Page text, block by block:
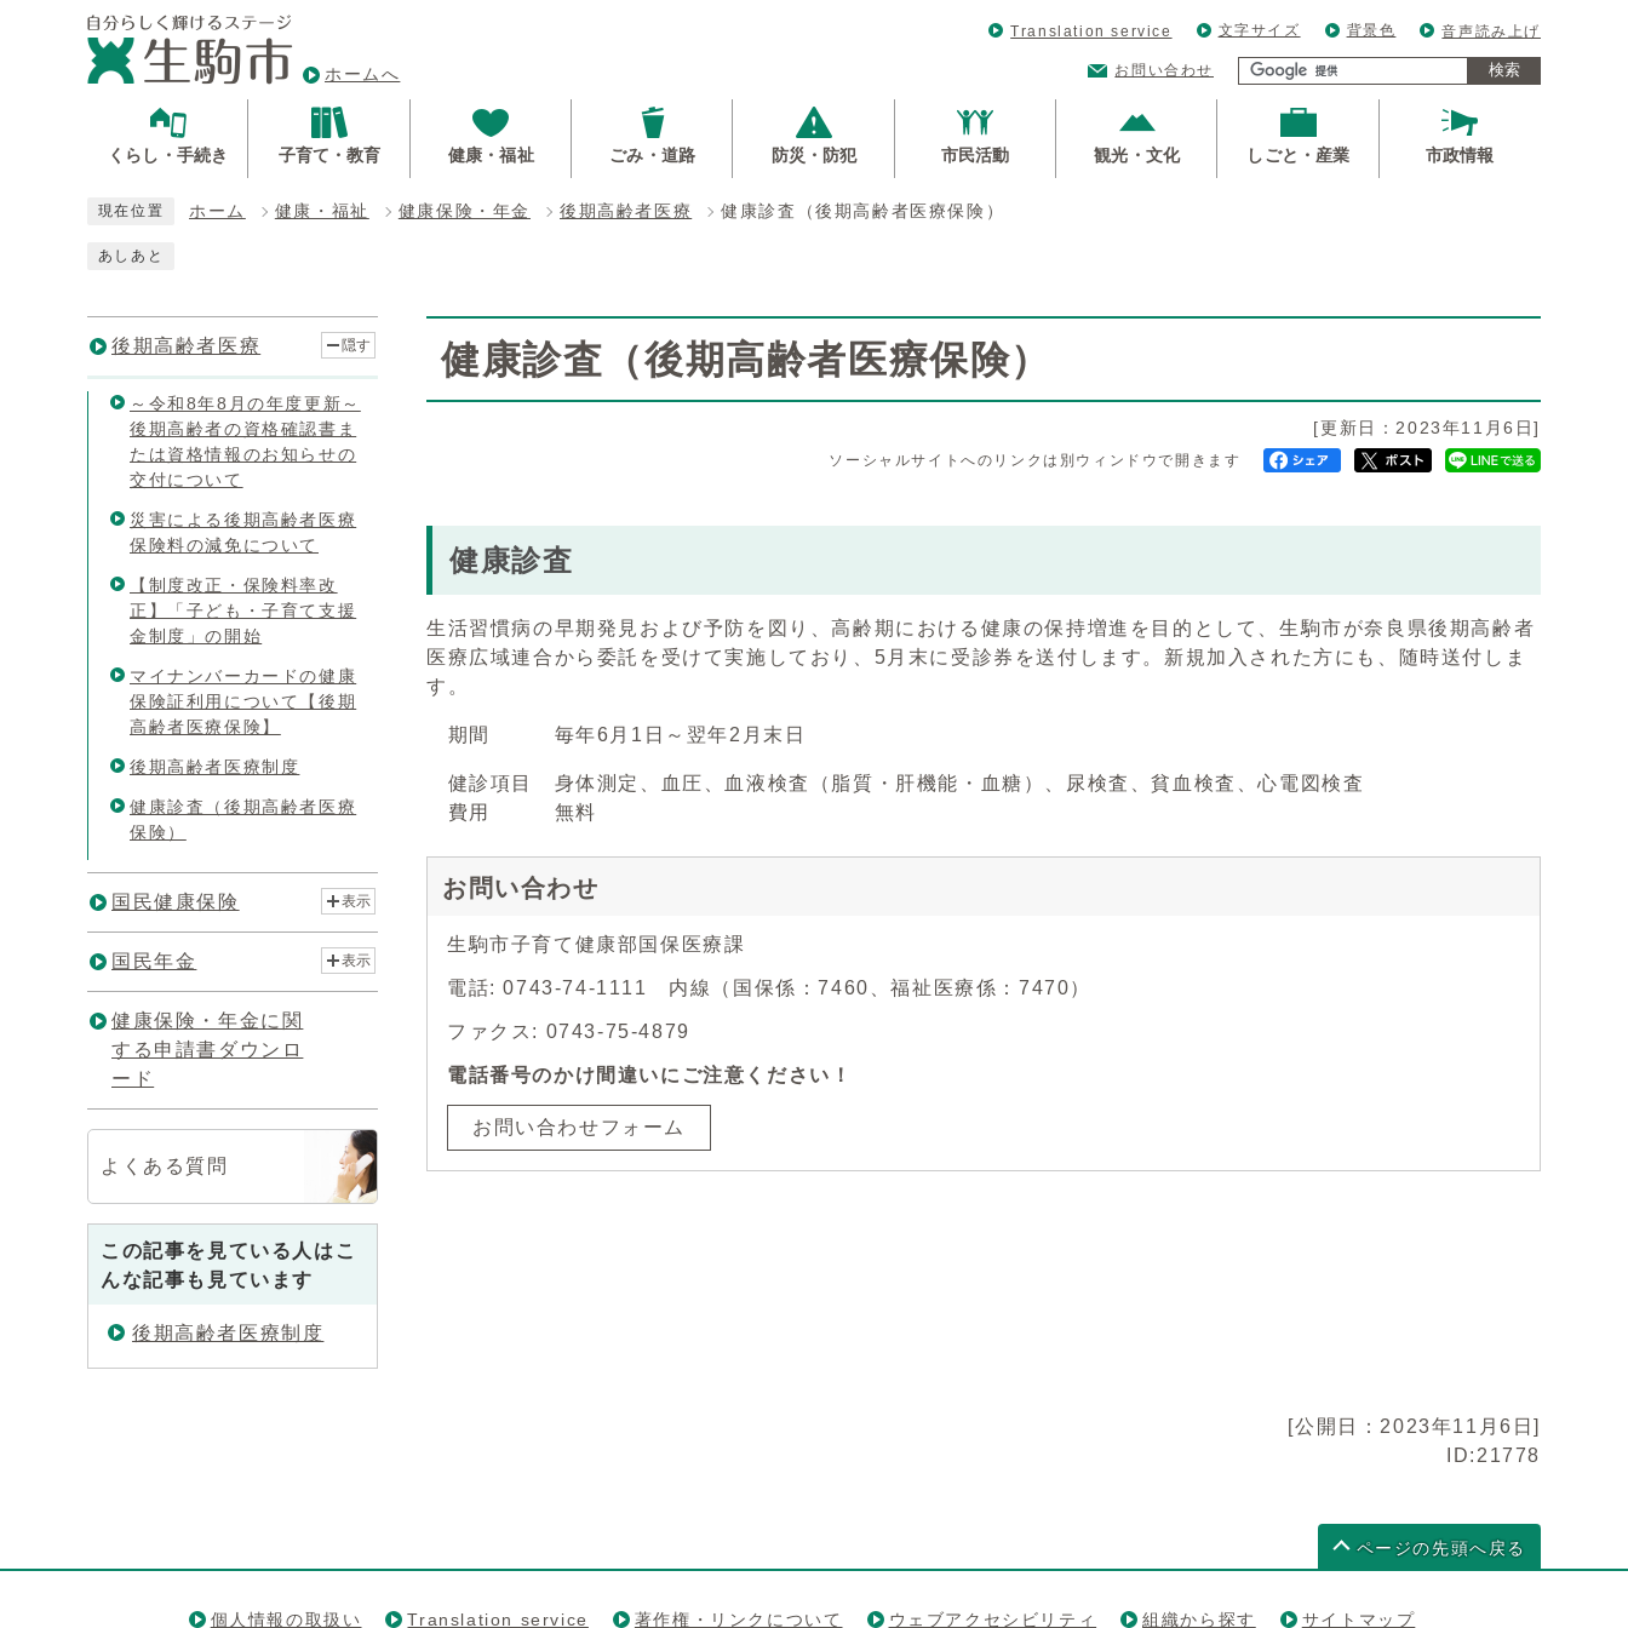
ホームへ
Translation service 文字サイズ 背景色 音声読み上げ
お問い合わせ 検索
くらし・手続き 子育て・教育 健康・福祉 ごみ・道路 防災・防犯 市民活動 観光・文化 しごと・産業 市政情報
現在位置 ホーム 健康・福祉 健康保険・年金 後期高齢者医療 健康診査（後期高齢者医療保険）
あしあと
健康診査（後期高齢者医療保険）
[更新日：2023年11月6日]
ソーシャルサイトへのリンクは別ウィンドウで開きます
健康診査
生活習慣病の早期発見および予防を図り、高齢期における健康の保持増進を目的として、生駒市が奈良県後期高齢者
医療広域連合から委託を受けて実施しており、5月末に受診券を送付します。新規加入された方にも、随時送付しま
す。
期間 毎年6月1日～翌年2月末日
健診項目 身体測定、血圧、血液検査（脂質・肝機能・血糖）、尿検査、貧血検査、心電図検査
費用 無料
お問い合わせ
生駒市子育て健康部国保医療課
電話: 0743-74-1111 内線（国保係：7460、福祉医療係：7470）
ファクス: 0743-75-4879
電話番号のかけ間違いにご注意ください！
お問い合わせフォーム
後期高齢者医療 隠す
～令和8年8月の年度更新～
後期高齢者の資格確認書ま
たは資格情報のお知らせの
交付について
災害による後期高齢者医療
保険料の減免について
【制度改正・保険料率改
正】「子ども・子育て支援
金制度」の開始
マイナンバーカードの健康
保険証利用について【後期
高齢者医療保険】
後期高齢者医療制度
健康診査（後期高齢者医療
保険）
国民健康保険 表示
国民年金 表示
健康保険・年金に関
する申請書ダウンロ
ード
よくある質問
この記事を見ている人はこ
んな記事も見ています
後期高齢者医療制度
[公開日：2023年11月6日]
ID:21778
ページの先頭へ戻る
個人情報の取扱い Translation service 著作権・リンクについて ウェブアクセシビリティ 組織から探す サイトマップ